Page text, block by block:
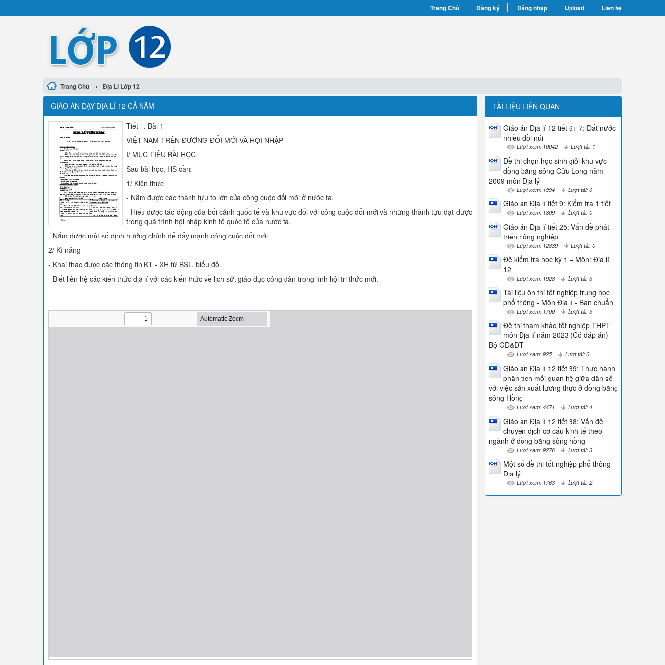
Trang Chủ Đăng ký Đăng nhập Upload Liên hệ
Trang Chủ › Địa Lí Lớp 12
GIÁO ÁN DẠY ĐỊA LÍ 12 CẢ NĂM
Tiết 1. Bài 1
VIỆT NAM TRÊN ĐƯỜNG ĐỔI MỚI VÀ HỘI NHẬP
I/ MỤC TIÊU BÀI HỌC
Sau bài học, HS cần:
1/ Kiến thức
- Nắm được các thành tựu to lớn của công cuộc đổi mới ở nước ta.
- Hiểu được tác động của bối cảnh quốc tế và khu vực đối với công cuộc đổi mới và những thành tựu đạt được
trong quá trình hội nhập kinh tế quốc tế của nước ta.
- Nắm được một số định hướng chính để đẩy mạnh công cuộc đổi mới.
2/ Kĩ năng
- Khai thác được các thông tin KT - XH từ BSL, biểu đồ.
- Biết liên hệ các kiến thức địa lí với các kiến thức về lịch sử, giáo dục công dân trong lĩnh hội tri thức mới.
TÀI LIỆU LIÊN QUAN
Giáo án Địa lí 12 tiết 6+ 7: Đất nước
nhiều đồi núi
Lượt xem: 10042 Lượt tải: 1
Đề thi chọn học sinh giỏi khu vực
đồng bằng sông Cửu Long năm
2009 môn Địa lý
Lượt xem: 1994 Lượt tải: 0
Giáo án Địa lí tiết 9: Kiểm tra 1 tiết
Lượt xem: 1809 Lượt tải: 0
Giáo án Địa lí tiết 25: Vấn đề phát
triển nông nghiệp
Lượt xem: 12839 Lượt tải: 0
Đề kiểm tra học kỳ 1 – Môn: Địa lí
12
Lượt xem: 1928 Lượt tải: 5
Tài liệu ôn thi tốt nghiệp trung học
phổ thông - Môn Địa lí - Ban chuẩn
Lượt xem: 1700 Lượt tải: 5
Đề thi tham khảo tốt nghiệp THPT
môn Địa lí năm 2023 (Có đáp án) -
Bộ GD&ĐT
Lượt xem: 925 Lượt tải: 0
Giáo án Địa lí 12 tiết 39: Thực hành
phân tích mối quan hệ giữa dân số
với việc sản xuất lương thực ở đồng bằng
sông Hồng
Lượt xem: 4471 Lượt tải: 4
Giáo án Địa lí 12 tiết 38: Vấn đề
chuyển dịch cơ cấu kinh tế theo
ngành ở đồng bằng sông hồng
Lượt xem: 9276 Lượt tải: 3
Một số đề thi tốt nghiệp phổ thông
Địa lý
Lượt xem: 1763 Lượt tải: 2